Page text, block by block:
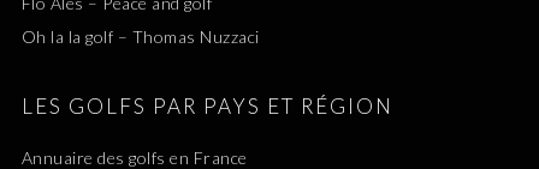
Oh la la golf – Thomas Nuzzaci
LES GOLFS PAR PAYS ET RÉGION
Annuaire des golfs en France